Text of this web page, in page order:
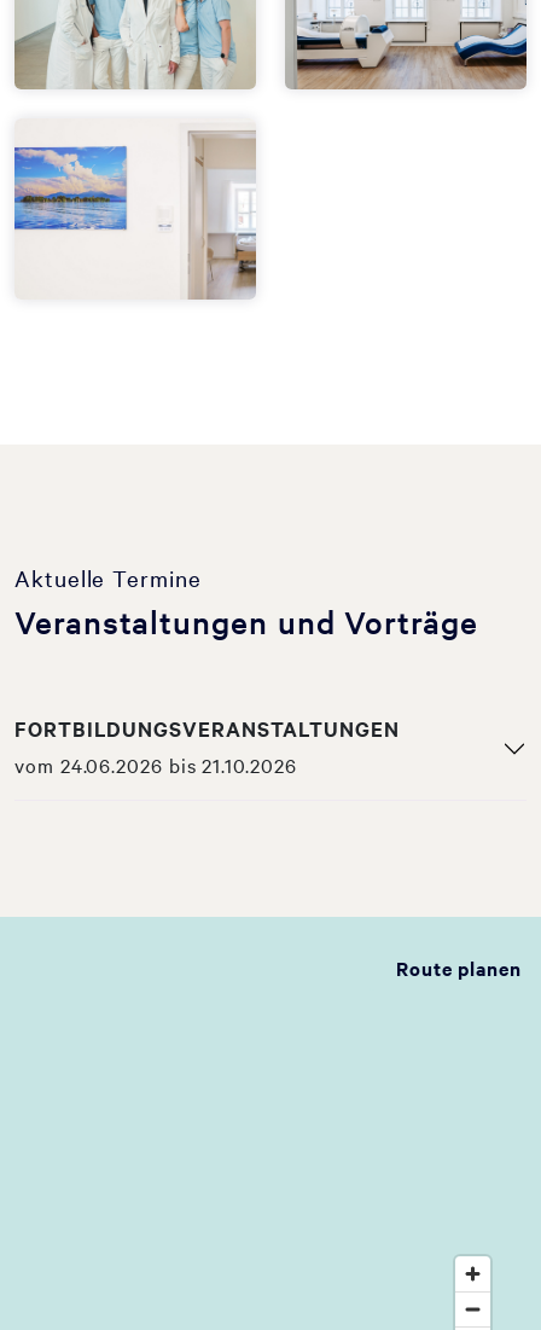
Aktuelle Termine
Veranstaltungen und Vorträge
FORTBILDUNGSVERANSTALTUNGEN
vom 24.06.2026 bis 21.10.2026
Route planen